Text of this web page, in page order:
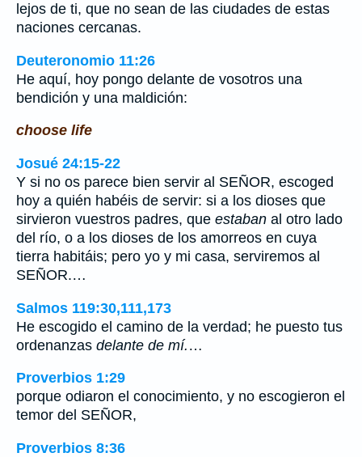
lejos de ti, que no sean de las ciudades de estas
naciones cercanas.
Deuteronomio 11:26
He aquí, hoy pongo delante de vosotros una
bendición y una maldición:
choose life
Josué 24:15-22
Y si no os parece bien servir al SEÑOR, escoged
hoy a quién habéis de servir: si a los dioses que
sirvieron vuestros padres, que estaban al otro lado
del río, o a los dioses de los amorreos en cuya
tierra habitáis; pero yo y mi casa, serviremos al
SEÑOR.…
Salmos 119:30,111,173
He escogido el camino de la verdad; he puesto tus
ordenanzas delante de mí. …
Proverbios 1:29
porque odiaron el conocimiento, y no escogieron el
temor del SEÑOR,
Proverbios 8:36